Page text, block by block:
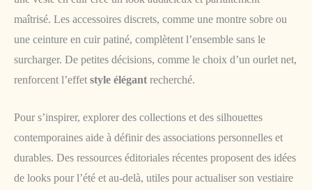
maîtrisé. Les accessoires discrets, comme une montre sobre ou
une ceinture en cuir patiné, complètent l’ensemble sans le
surcharger. De petites décisions, comme le choix d’un ourlet net,
renforcent l’effet style élégant recherché.
Pour s’inspirer, explorer des collections et des silhouettes
contemporaines aide à définir des associations personnelles et
durables. Des ressources éditoriales récentes proposent des idées
de looks pour l’été et au-delà, utiles pour actualiser son vestiaire